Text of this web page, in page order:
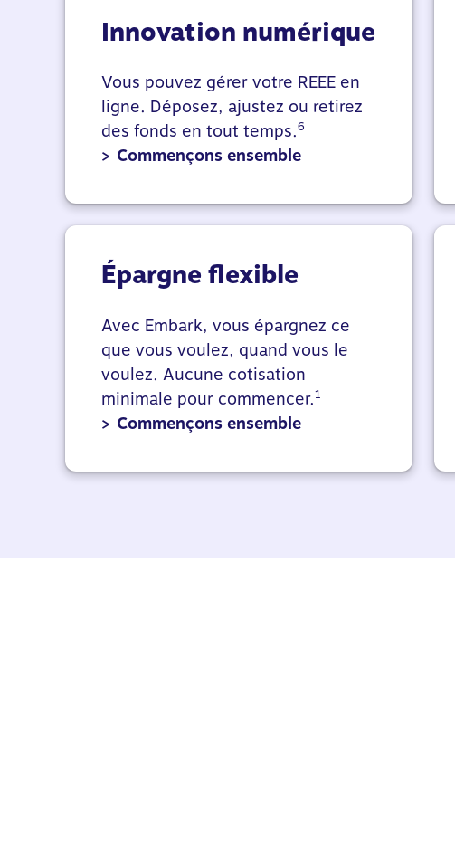
Innovation numérique
Vous pouvez gérer votre REEE en
ligne. Déposez, ajustez ou retirez
des fonds en tout temps.6
> Commençons ensemble
Épargne flexible
Avec Embark, vous épargnez ce
que vous voulez, quand vous le
voulez. Aucune cotisation
minimale pour commencer.1
> Commençons ensemble